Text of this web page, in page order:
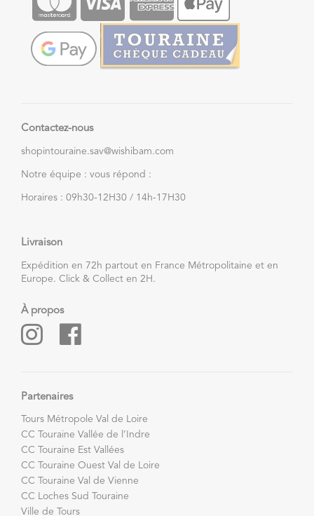
Contactez-nous
shopintouraine.sav@wishibam.com
Notre équipe : vous répond :
Horaires : 09h30-12H30 / 14h-17H30
Livraison
Expédition en 72h partout en France Métropolitaine et en
Europe. Click & Collect en 2H.
À propos
Partenaires
Tours Métropole Val de Loire
CC Touraine Vallée de l’Indre
CC Touraine Est Vallées
CC Touraine Ouest Val de Loire
CC Touraine Val de Vienne
CC Loches Sud Touraine
Ville de Tours